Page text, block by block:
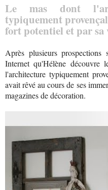
Le mas dont
typiquement
fort potentiel et par sa
Après plusieurs prospections
Internet qu'Hélène découvre
l'architecture typiquement
avait rêvé au cours de ses
magazines de décoration.